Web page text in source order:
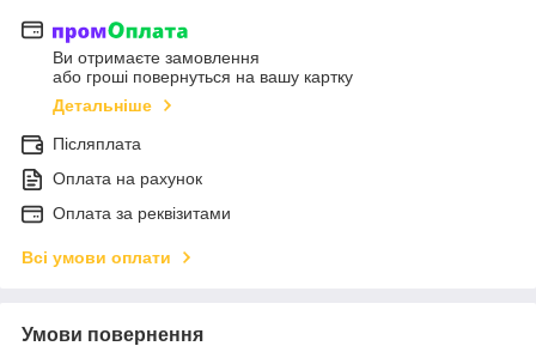
Ви отримаєте замовлення
або гроші повернуться на вашу картку
Детальніше
Післяплата
Оплата на рахунок
Оплата за реквізитами
Всі умови оплати
Умови повернення